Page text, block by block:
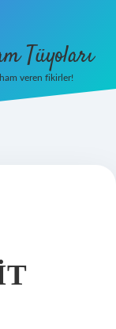
Tüyoları
veren fikirler!